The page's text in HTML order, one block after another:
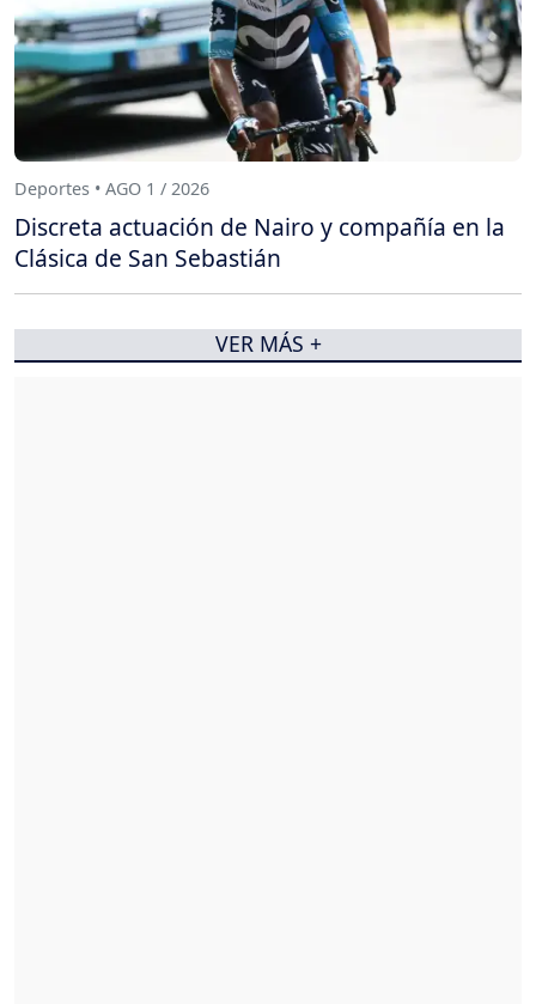
Deportes • AGO 1 / 2026
Discreta actuación de Nairo y compañía en la
Clásica de San Sebastián
VER MÁS +